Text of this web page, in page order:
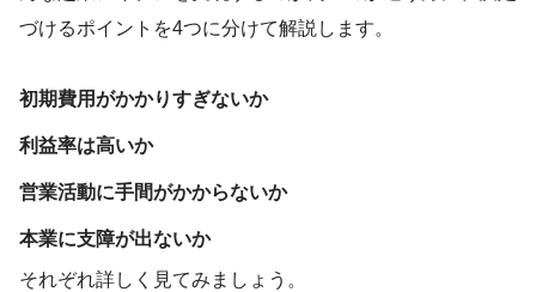
づけるポイントを4つに分けて解説します。
初期費用がかかりすぎないか
利益率は高いか
営業活動に手間がかからないか
本業に支障が出ないか
それぞれ詳しく見てみましょう。